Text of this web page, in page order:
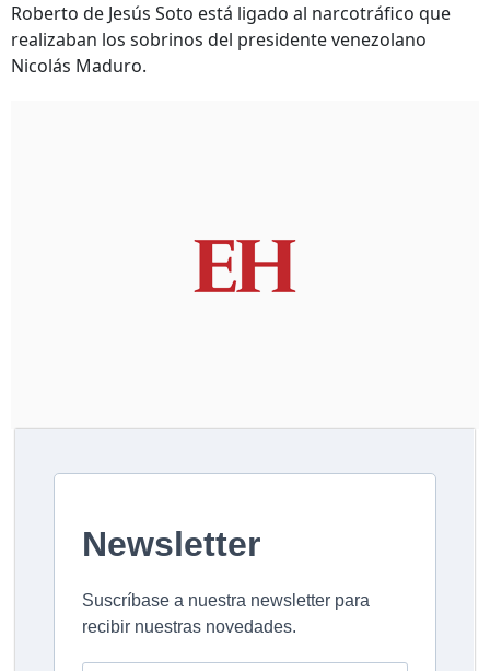
Roberto de Jesús Soto está ligado al narcotráfico que
realizaban los sobrinos del presidente venezolano
Nicolás Maduro.